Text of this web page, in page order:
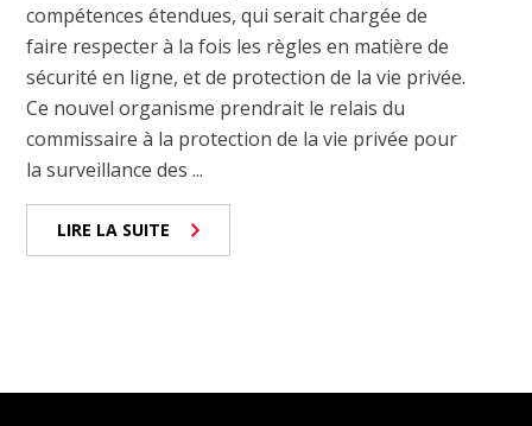
compétences étendues, qui serait chargée de
faire respecter à la fois les règles en matière de
sécurité en ligne, et de protection de la vie privée.
Ce nouvel organisme prendrait le relais du
commissaire à la protection de la vie privée pour
la surveillance des ...
LIRE LA SUITE